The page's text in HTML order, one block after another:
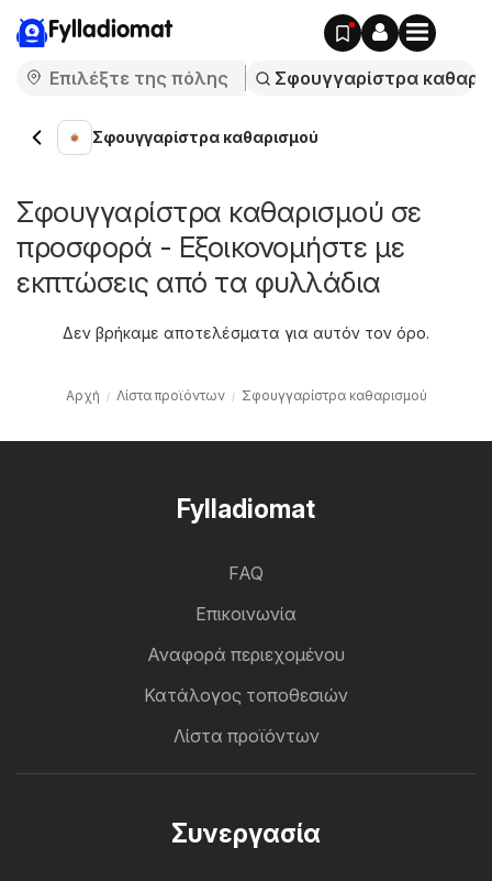
Fylladiomat
Σφουγγαρίστρα καθαρισμού
Σφουγγαρίστρα καθαρισμού σε
προσφορά - Εξοικονομήστε με
εκπτώσεις από τα φυλλάδια
Δεν βρήκαμε αποτελέσματα για αυτόν τον όρο.
Αρχή Λίστα προϊόντων Σφουγγαρίστρα καθαρισμού
Fylladiomat
FAQ
Επικοινωνία
Αναφορά περιεχομένου
Κατάλογος τοποθεσιών
Λίστα προϊόντων
Συνεργασία